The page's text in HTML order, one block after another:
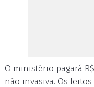
O ministério pagará
não invasiva. Os